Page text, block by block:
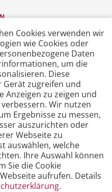
Prozesse auf
absichern
& APQP:
& Projektlenkung
Cookies verwenden wir
wie Cookies oder
Daten
um die
Diese
Gerät zugreifen und
Anzeigen zu zeigen und
Wir nutzen
Ergebnisse zu messen,
auszurichten oder
Webseite zu
auswählen, welche
Ihre Auswahl können
Sie die Cookie
aufrufen. Details
.